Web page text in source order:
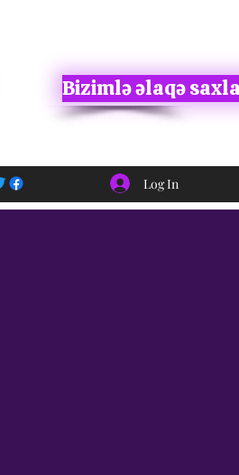
Bizimlə əlaqə
Log In